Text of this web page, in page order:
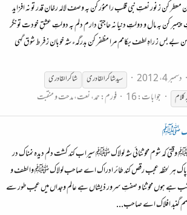
کن ز نور نعتِ نبی قلب را منوّر کن بہ وصف لالہ رخان قدر تو نہ افزاید
کن بہ مال و دولتِ دنیا نہ حاجتی دارم دلم بہ دولتِ عشقِ خودت تونگر
من بے بس ز راہِ لطف بکامم مرا مظفر کن بدرگہء شہ خوبان ز فرط شوق گہی
دسمبر 4، 2012 سید شاکر القادری
شاکر القادری
کلام جوابات: 16 فورم:حمد، نعت، مدحت و منقبت
ﷺ
کہ شوم محو ثنائی شہ لولاک ﷺ سیراب کند کشت دلم دیدہ نمناک در
پاک ہر لحظہ عجب رقص کند طائر ادراک اے صاحب لولاک ﷺ وا لطف و
ہے ہوں محو ثنا و صفتِ سرور ذیشاں ہے عالم وجداں میں عجب طور سے
گنبد افلاک اے صاحب...